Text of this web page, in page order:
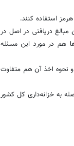
استفاده کنند.
دریافتی در اصل در
هم در مورد این مسئله
نحوه اخذ آن هم متفاوت
دلار است که بلافاصله ‌به خزانه‌داری کل کشور